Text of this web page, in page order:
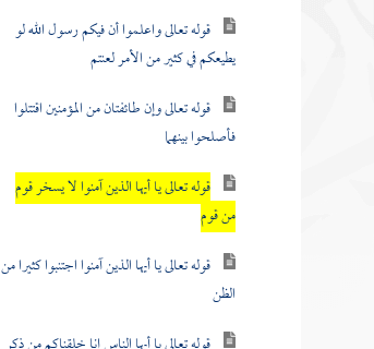
قوله تعالى واعلموا أن فيكم رسول الله لو
يطيعكم في كثير من الأمر لعنتم
قوله تعالى وإن طائفتان من المؤمنين اقتتلوا
فأصلحوا بينهما
قوله تعالى يا أيها الذين آمنوا لا يسخر قوم
من قوم
قوله تعالى يا أيها الذين آمنوا اجتنبوا كثيرا من
الظن